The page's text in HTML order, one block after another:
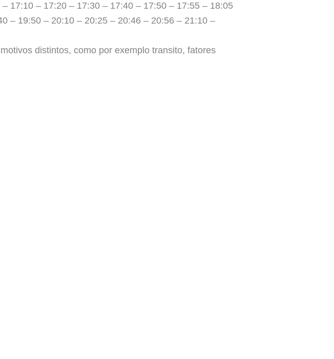
17:10 – 17:20 – 17:30 – 17:40 – 17:50 – 17:55 – 18:05
– 19:50 – 20:10 – 20:25 – 20:46 – 20:56 – 21:10 –
distintos, como por exemplo transito, fatores